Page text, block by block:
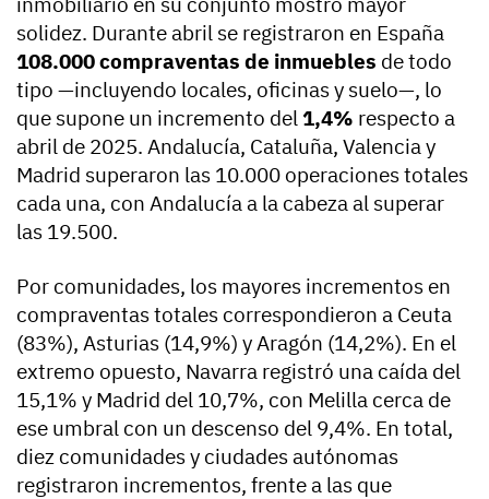
solidez. Durante abril se registraron en España
108.000 compraventas de inmuebles de todo
tipo —incluyendo locales, oficinas y suelo—, lo
que supone un incremento del 1,4% respecto a
abril de 2025. Andalucía, Cataluña, Valencia y
Madrid superaron las 10.000 operaciones totales
cada una, con Andalucía a la cabeza al superar
las 19.500.
Por comunidades, los mayores incrementos en
compraventas totales correspondieron a Ceuta
(83%), Asturias (14,9%) y Aragón (14,2%). En el
extremo opuesto, Navarra registró una caída del
15,1% y Madrid del 10,7%, con Melilla cerca de
ese umbral con un descenso del 9,4%. En total,
diez comunidades y ciudades autónomas
registraron incrementos, frente a las que